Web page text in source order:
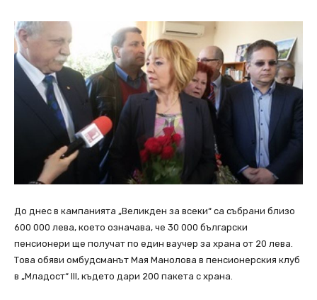
До днес в кампанията „Великден за всеки“ са събрани близо
600 000 лева, което означава, че 30 000 български
пенсионери ще получат по един ваучер за храна от 20 лева.
Това обяви омбудсманът Мая Манолова в пенсионерския клуб
в „Младост“ III, където дари 200 пакета с храна.